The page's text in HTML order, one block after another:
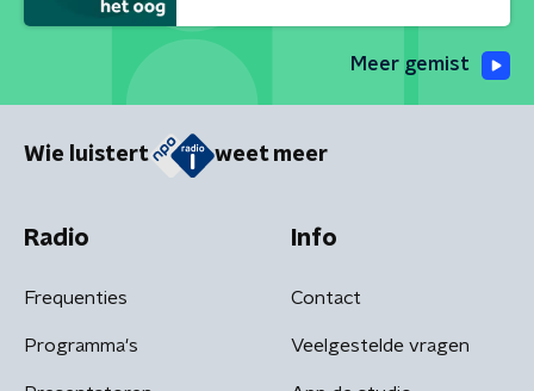
Meer gemist
Wie luistert weet meer
Radio
Frequenties
Programma's
Info
Contact
Veelgestelde vragen